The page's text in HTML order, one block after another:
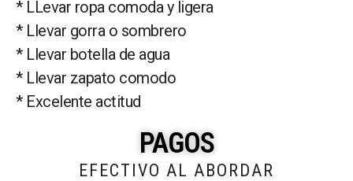
* LLevar ropa comoda y ligera
* Llevar gorra o sombrero
* Llevar botella de agua
* Llevar zapato comodo
* Excelente actitud
PAGOS
EFECTIVO AL ABORDAR